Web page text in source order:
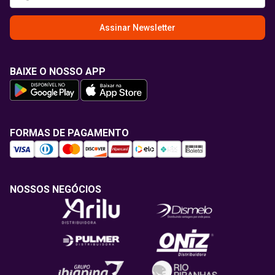
Assinar Newsletter
BAIXE O NOSSO APP
FORMAS DE PAGAMENTO
NOSSOS NEGÓCIOS